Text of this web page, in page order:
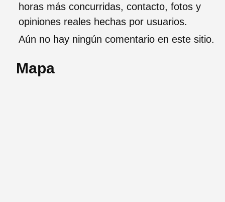
horas más concurridas, contacto, fotos y
opiniones reales hechas por usuarios.
Aún no hay ningún comentario en este sitio.
Mapa